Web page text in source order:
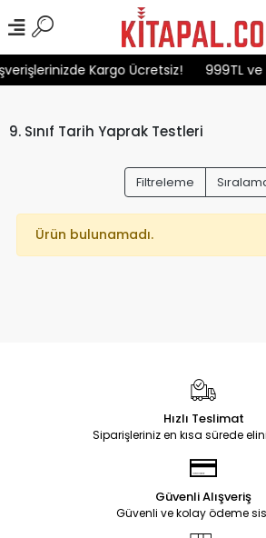
Kargo Ücretsiz! 999TL ve
9. Sınıf Tarih Yaprak Testleri
Filtreleme
Ürün bulunamadı.
Hızlı Teslimat
Siparişleriniz en kısa sürede
Güvenli Alışveriş
Güvenli ve kolay ödeme